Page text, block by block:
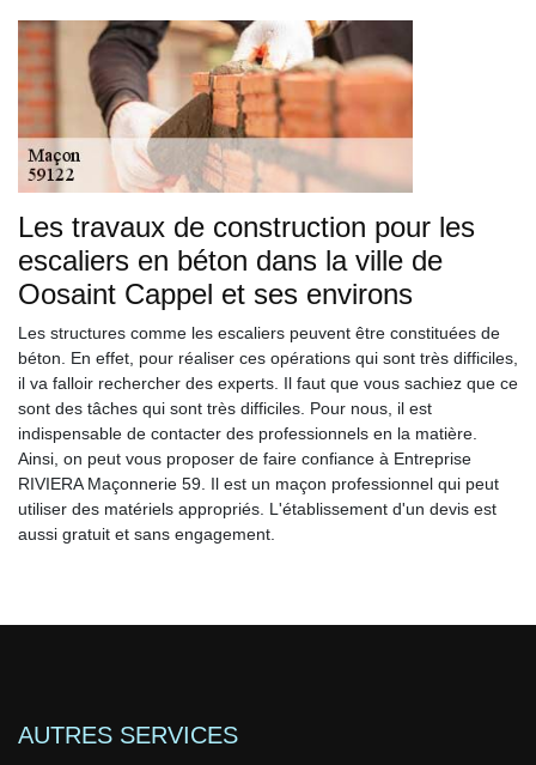
Les travaux de construction pour les
escaliers en béton dans la ville de
Oosaint Cappel et ses environs
Les structures comme les escaliers peuvent être constituées de
béton. En effet, pour réaliser ces opérations qui sont très difficiles,
il va falloir rechercher des experts. Il faut que vous sachiez que ce
sont des tâches qui sont très difficiles. Pour nous, il est
indispensable de contacter des professionnels en la matière.
Ainsi, on peut vous proposer de faire confiance à Entreprise
RIVIERA Maçonnerie 59. Il est un maçon professionnel qui peut
utiliser des matériels appropriés. L'établissement d'un devis est
aussi gratuit et sans engagement.
AUTRES SERVICES